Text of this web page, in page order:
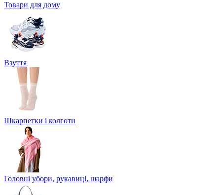
Товари для дому
Взуття
Шкарпетки і колготи
Головні убори, рукавиці, шарфи